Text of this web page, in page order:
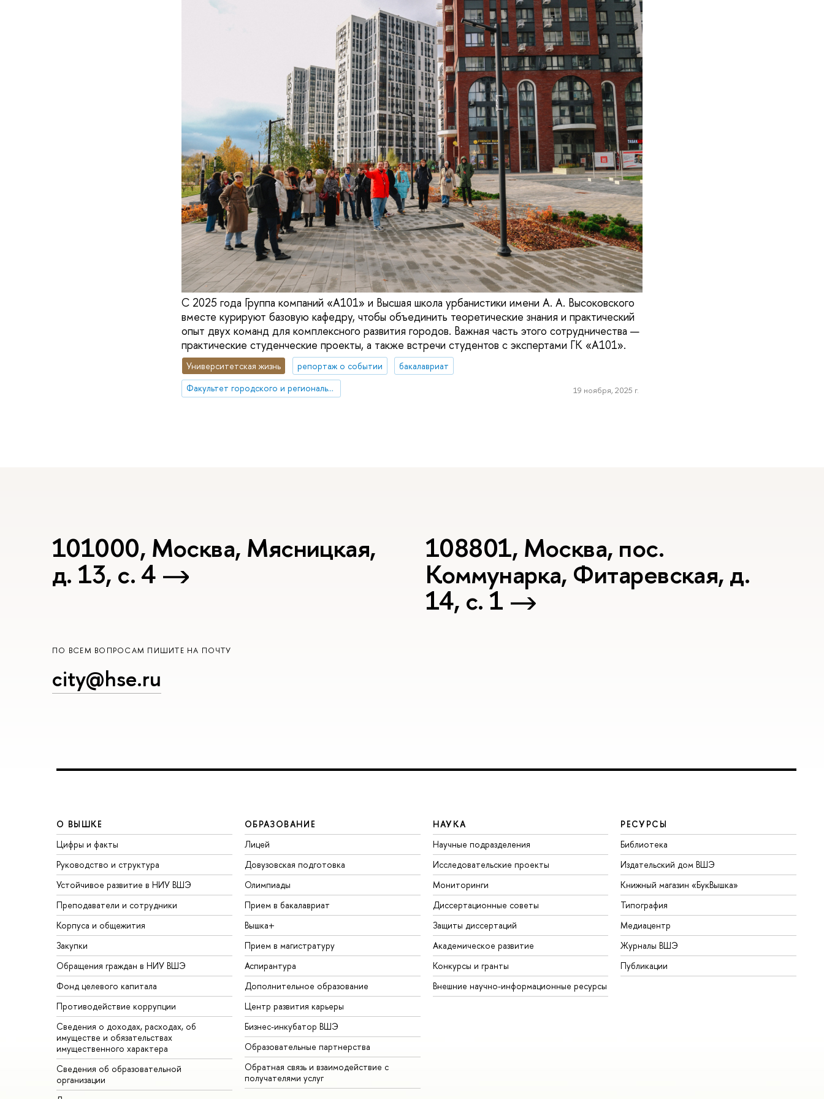
С 2025 года Группа компаний «А101» и Высшая школа урбанистики имени А. А. Высоковского
вместе курируют базовую кафедру, чтобы объединить теоретические знания и практический
опыт двух команд для комплексного развития городов. Важная часть этого сотрудничества —
практические студенческие проекты, а также встречи студентов с экспертами ГК «А101».
Университетская жизнь репортаж о событии
бакалавриат
Факультет городского и регионального развития
19 ноября, 2025 г.
101000, Москва, Мясницкая,
д. 13, с. 4
108801, Москва, пос.
Коммунарка, Фитаревская, д.
14, с. 1
ПО ВСЕМ ВОПРОСАМ ПИШИТЕ НА ПОЧТУ
city@hse.ru
О ВЫШКЕ
Цифры и факты
Руководство и структура
Устойчивое развитие в НИУ ВШЭ
Преподаватели и сотрудники
Корпуса и общежития
Закупки
Обращения граждан в НИУ ВШЭ
Фонд целевого капитала
Противодействие коррупции
Сведения о доходах, расходах, об
имуществе и обязательствах
имущественного характера
Сведения об образовательной
организации
ОБРАЗОВАНИЕ
Лицей
Довузовская подготовка
Олимпиады
Прием в бакалавриат
Вышка+
Прием в магистратуру
Аспирантура
Дополнительное образование
Центр развития карьеры
Бизнес-инкубатор ВШЭ
Образовательные партнерства
Обратная связь и взаимодействие с
получателями услуг
НАУКА
Научные подразделения
Исследовательские проекты
Мониторинги
Диссертационные советы
Защиты диссертаций
Академическое развитие
Конкурсы и гранты
Внешние научно-информационные ресурсы
РЕСУРСЫ
Библиотека
Издательский дом ВШЭ
Книжный магазин «БукВышка»
Типография
Медиацентр
Журналы ВШЭ
Публикации